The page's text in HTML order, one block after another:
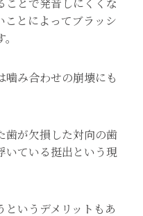
ことによってブラッシ
噛み合わせの崩壊にも
歯が欠損した対向の歯
いている挺出という現
いうデメリットもあ